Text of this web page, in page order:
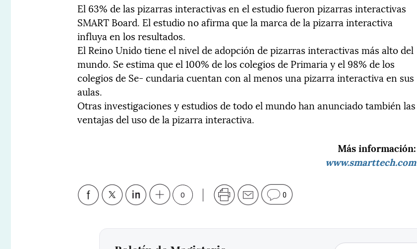
El 63% de las pizarras interactivas en el estudio fueron pizarras interactivas
SMART Board. El estudio no afirma que la marca de la pizarra interactiva
influya en los resultados.
El Reino Unido tiene el nivel de adopción de pizarras interactivas más alto del
mundo. Se estima que el 100% de los colegios de Primaria y el 98% de los
colegios de Se- cundaria cuentan con al menos una pizarra interactiva en sus
aulas.
Otras investigaciones y estudios de todo el mundo han anunciado también las
ventajas del uso de la pizarra interactiva.
Más información:
www.smarttech.com
0 0